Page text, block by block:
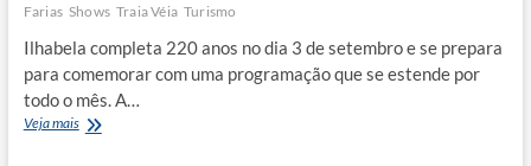
Farias Shows Traia Véia Turismo
Ilhabela completa 220 anos no dia 3 de setembro e se prepara
para comemorar com uma programação que se estende por
todo o mês. A…
Veja mais220